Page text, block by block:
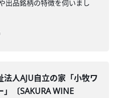
出品銘柄の特徴を伺いまし
法人AJU自立の家「小牧ワ
」〔SAKURA WINE